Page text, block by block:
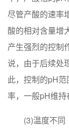
尽管产酸的速率
酸的相对含量增
产生强烈的控制
说，由于后续处
此，控制的pH
率，一般pH维持
(3)温度不同